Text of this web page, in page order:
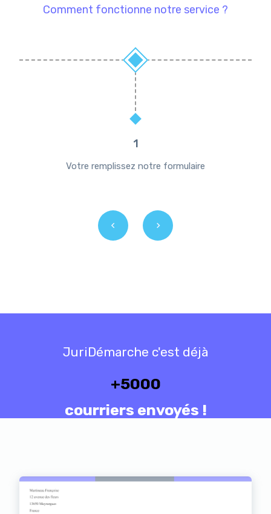
Comment fonctionne notre service ?
1
Votre remplissez notre formulaire
JuriDémarche c'est déjà
+5000
courriers envoyés !